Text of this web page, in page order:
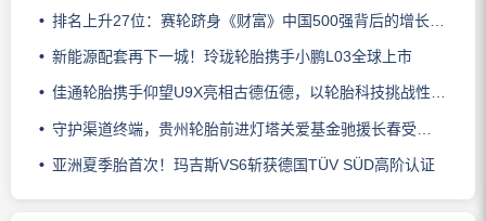
排名上升27位：赛轮跻身《财富》中国500强背后的增长逻辑
新能源配套再下一城！玲珑轮胎携手小鹏L03全球上市
佳通轮胎携手仰望U9X亮相古德伍德，以轮胎科技挑战性能边界
守护渠道终端，贵州轮胎前进灯塔关爱基金驰援长春受灾门店
亚洲夏季胎首次！玛吉斯VS6斩获德国TÜV SÜD高阶认证